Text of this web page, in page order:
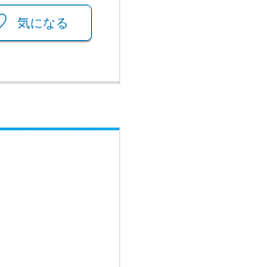
気になる